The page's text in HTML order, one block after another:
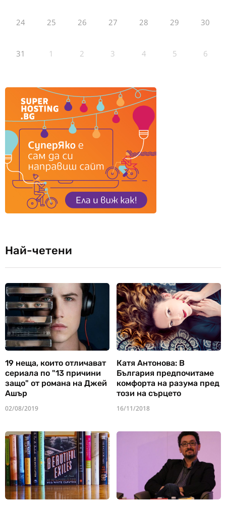
24 25 26 27 28 29 30
31 1 2 3 4 5 6
Най-четени
19 неща, които отличават
сериала по "13 причини
защо" от романа на Джей
Ашър
02/08/2019
Катя Антонова: В
България предпочитаме
комфорта на разума пред
този на сърцето
16/11/2018